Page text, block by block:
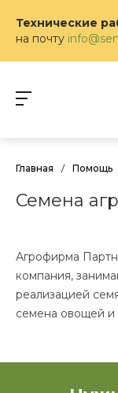
Технические
на почту
Главная / Помощь
Семена
Агрофирма
компания,
реализацией
семена овощей и